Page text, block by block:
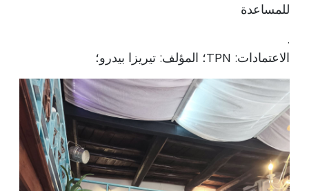
للمساعدة
.
الاعتمادات: TPN؛ المؤلف: تيريزا بيدرو؛